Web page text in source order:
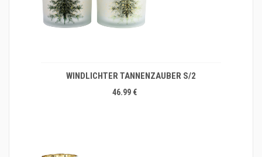
WINDLICHTER TANNENZAUBER S/2
46.99 €